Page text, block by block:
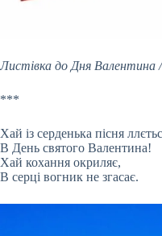
Листівка до Дня Валентина
***
Хай із серденька пісня
В День святого Валентина!
Хай кохання окриляє,
В серці вогник не згасає.